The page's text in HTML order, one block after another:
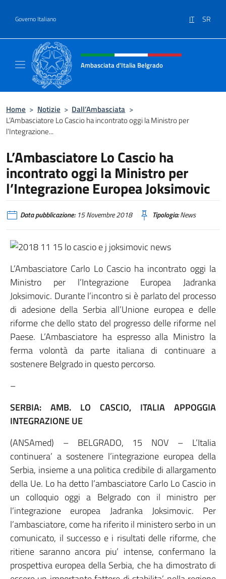
Governo Italiano IT SR
Intestazione sito, social e menù
Ambasciata d'Italia Belgrado
Home > Notizie > Dall’Ambasciata >
L’Ambasciatore Lo Cascio ha incontrato oggi la Ministro per
l’Integrazione...
L’Ambasciatore Lo Cascio ha
incontrato oggi la Ministro per
l’Integrazione Europea Joksimovic
Data pubblicazione:15 Novembre 2018 Tipologia:News
L’Ambasciatore Carlo Lo Cascio ha incontrato oggi la
Ministro per l’Integrazione Europea Jadranka
Joksimovic. Durante l’incontro si è parlato del processo
di adesione della Serbia all’Unione europea e delle
riforme che dello stato del progresso delle riforme nel
Paese. L’Ambasciatore ha espresso alla Ministro la
ferma volontà da parte italiana di continuare a
sostenere Belgrado in questo percorso.
–
SERBIA: AMB. LO CASCIO, ITALIA APPOGGIA
INTEGRAZIONE UE
(ANSAmed) – BELGRADO, 15 NOV – L’Italia
continuera’ a sostenere l’integrazione europea della
Serbia, insieme a una politica credibile di allargamento
della Ue. Lo ha detto l’ambasciatore Carlo Lo Cascio in
un colloquio oggi a Belgrado con il ministro per
l’integrazione europea Jadranka Joksimovic. Per
l’ambasciatore, come ha riferito il ministero serbo in un
comunicato, il successo e i risultati delle riforme, che
ritiene saranno ancora piu’ intense, confermano la
prospettiva europea della Serbia, che ha dimostrato di